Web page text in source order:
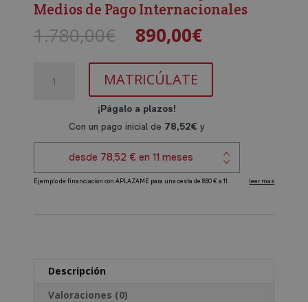
Medios de Pago Internacionales
1.780,00€ El
precio
original
era:
1.780,00€.
890,00€El
precio
actual
890,00€.
Perito
Internacionales
cantidad
MATRICÚLATE
Descripción
Valoraciones (0)